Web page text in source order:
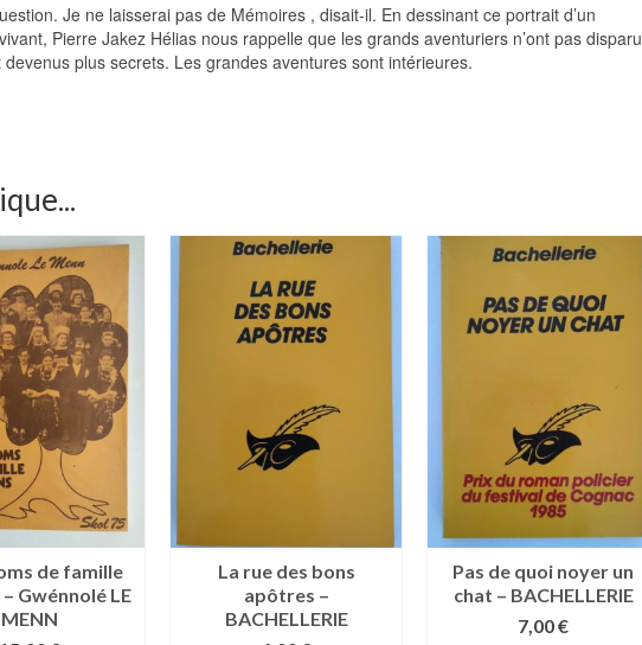
Je ne laisserai pas de Mémoires , disait-il. En dessinant ce portrait d’un
Pierre Jakez Hélias nous rappelle que les grands aventuriers n’ont pas disparu
plus secrets. Les grandes aventures sont intérieures.
de famille
Gwénnolé LE
MENN
La rue des bons
apôtres –
BACHELLERIE
Pas de quoi noyer un
chat – BACHELLERIE
7,00€